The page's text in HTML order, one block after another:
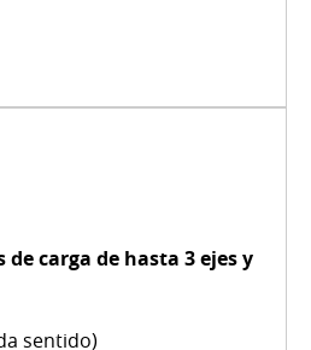
carga de hasta 3 ejes y